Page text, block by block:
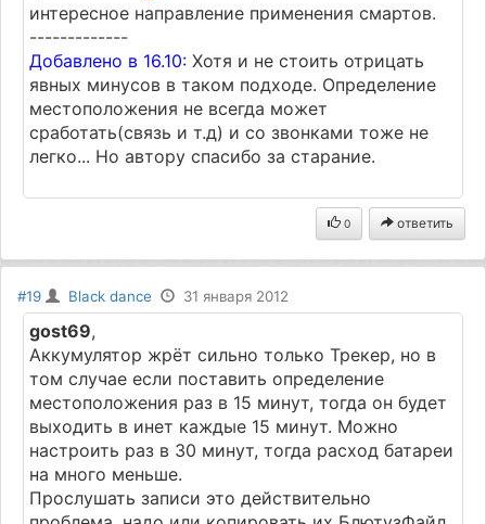
интересное направление применения смартов.
-------------
Добавлено в 16.10: Хотя и не стоить отрицать
явных минусов в таком подходе. Определение
местоположения не всегда может
сработать(связь и т.д) и со звонками тоже не
легко... Но автору спасибо за старание.
0 ответить
#19 Black dance 31 января 2012
gost69,
Аккумулятор жрёт сильно только Трекер, но в
том случае если поставить определение
местоположения раз в 15 минут, тогда он будет
выходить в инет каждые 15 минут. Можно
настроить раз в 30 минут, тогда расход батареи
на много меньше.
Прослушать записи это действительно